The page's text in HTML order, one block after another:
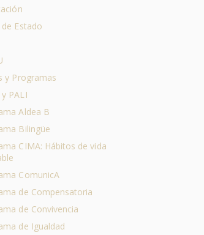
Estado
y Programas
y PALI
Aldea B
Bilingüe
CIMA: Hábitos de vida
ComunicA
de Compensatoria
de Convivencia
de Igualdad